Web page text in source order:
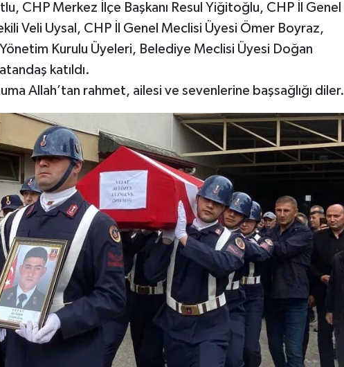
CHP Merkez İlçe Başkanı Resul Yiğitoğlu, CHP İl Genel
Veli Uysal, CHP İl Genel Meclisi Üyesi Ömer Boyraz,
Kurulu Üyeleri, Belediye Meclisi Üyesi Doğan
katıldı.
Allah’tan rahmet, ailesi ve sevenlerine başsağlığı diler.